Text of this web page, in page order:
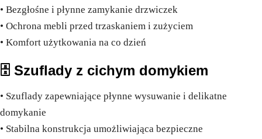
• Bezgłośne i płynne zamykanie drzwiczek
• Ochrona mebli przed trzaskaniem i zużyciem
• Komfort użytkowania na co dzień
🗄️ Szuflady z cichym domykiem
• Szuflady zapewniające płynne wysuwanie i delikatne
domykanie
• Stabilna konstrukcja umożliwiająca bezpieczne